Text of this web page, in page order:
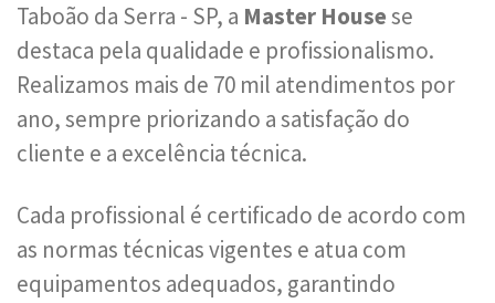
Taboão da Serra - SP, a Master Housese
destaca pela qualidade e profissionalismo.
Realizamos mais de 70 mil atendimentos por
ano, sempre priorizando a satisfação do
cliente e a excelência técnica.
Cada profissional é certificado de acordo com
as normas técnicas vigentes e atua com
equipamentos adequados, garantindo